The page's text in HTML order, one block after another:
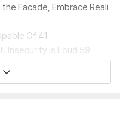
하라
존의 관념을 뒤집는다. 강인함
니다. 마음챙김, 군사 사례 연
다.
Facade, Embrace Reali
Of 41
Insecurity Is Loud 59
When to Fold 'Em 85
to Your Body
Instead of React